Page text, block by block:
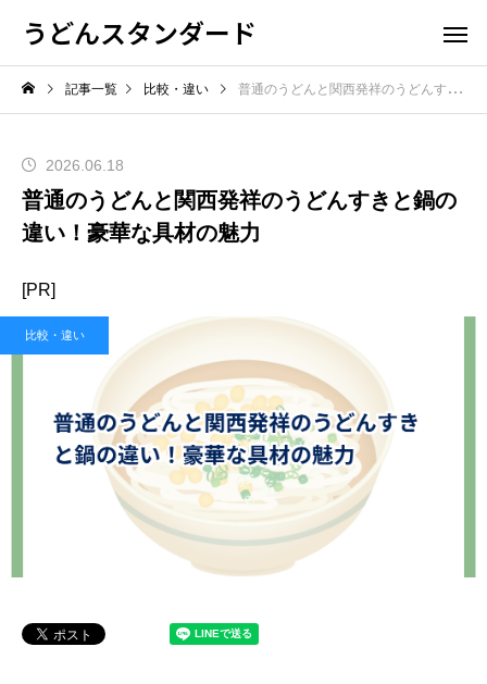
うどんスタンダード
記事一覧 比較・違い 普通のうどんと関西発祥のうどんすきと鍋の違い！豪華な具材の魅力
2026.06.18
普通のうどんと関西発祥のうどんすきと鍋の
違い！豪華な具材の魅力
[PR]
比較・違い